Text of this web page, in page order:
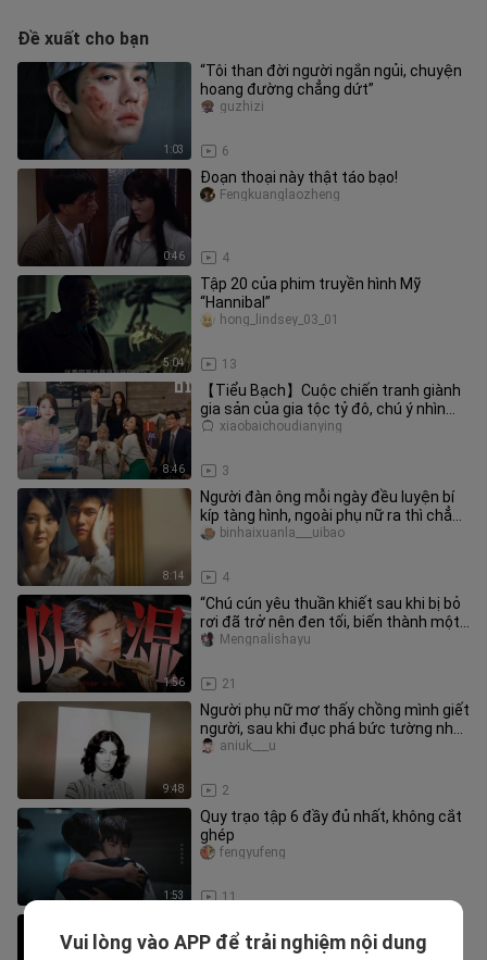
Đề xuất cho bạn
1:03
“Tôi than đời người ngắn ngủi, chuyện
hoang đường chẳng dứt”
6
guzhizi
0:46
Đoạn thoại này thật táo bạo!
4
Fengkuanglaozheng
5:04
Tập 20 của phim truyền hình Mỹ
“Hannibal”
13
hong_lindsey_03_01
8:46
【Tiểu Bạch】Cuộc chiến tranh giành
gia sản của gia tộc tỷ đô, chú ý nhìn
bức ảnh, có người chính là h
3
xiaobaichoudianying
8:14
Người đàn ông mỗi ngày đều luyện bí
kíp tàng hình, ngoài phụ nữ ra thì chẳng
ai nhìn thấy anh ta cả!
4
binhaixuanla___uibao
1:56
“Chú cún yêu thuần khiết sau khi bị bỏ
rơi đã trở nên đen tối, biến thành một
kẻ cuồng chị dâu u ám…
21
Mengnalishayu
9:48
Người phụ nữ mơ thấy chồng mình giết
người, sau khi đục phá bức tường nhà
thì thực sự phát hiện một
2
aniuk___u
1:53
Quy trạo tập 6 đầy đủ nhất, không cắt
ghép
11
fengyufeng
trước khi mặt trời lặn nhất định phải về
Vui lòng vào APP để trải nghiệm nội dung